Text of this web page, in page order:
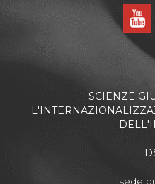
SCIENZE
sede